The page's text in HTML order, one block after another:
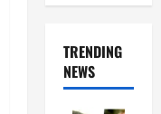
TRENDING
NEWS